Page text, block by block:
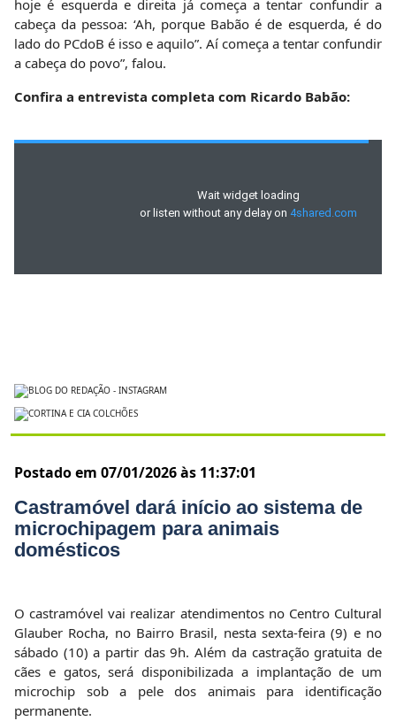
hoje é esquerda e direita já começa a tentar confundir a
cabeça da pessoa: ‘Ah, porque Babão é de esquerda, é do
lado do PCdoB é isso e aquilo”. Aí começa a tentar confundir
a cabeça do povo”, falou.
Confira a entrevista completa com Ricardo Babão:
Postado em 07/01/2026 às 11:37:01
Castramóvel dará início ao sistema de
microchipagem para animais
domésticos
O castramóvel vai realizar atendimentos no Centro Cultural
Glauber Rocha, no Bairro Brasil, nesta sexta-feira (9) e no
sábado (10) a partir das 9h. Além da castração gratuita de
cães e gatos, será disponibilizada a implantação de um
microchip sob a pele dos animais para identificação
permanente.